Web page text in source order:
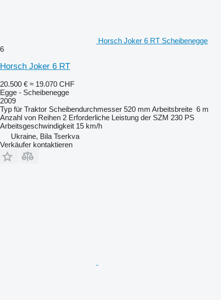
Horsch Joker 6 RT Scheibenegge
6
Horsch Joker 6 RT
20.500 € ≈ 19.070 CHF
Egge - Scheibenegge
2009
Typ für Traktor Scheibendurchmesser 520 mm Arbeitsbreite 6 m
Anzahl von Reihen 2 Erforderliche Leistung der SZM 230 PS
Arbeitsgeschwindigkeit 15 km/h
Ukraine, Bila Tserkva
Verkäufer kontaktieren